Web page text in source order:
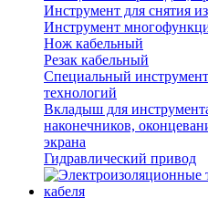
Инструмент для снятия
Инструмент
Нож кабельный
Резак кабельный
Специальный
технологий
Вкладыш для
наконечников,
экрана
Гидравлический привод